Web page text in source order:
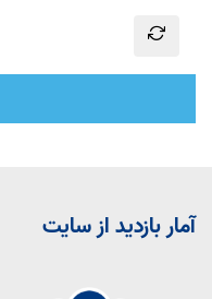
آمار بازدید از سایت